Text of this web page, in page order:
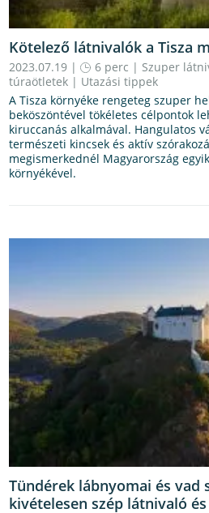
Kötelező látnivalók a Tisza
2023.07.19 | 6 perc | Szuper
túraötletek | Utazási tippek
A Tisza környéke rengeteg szuper
beköszöntével tökéletes célpontok
kiruccanás alkalmával. Hangulatos
természeti kincsek és aktív
megismerkednél Magyarország
környékével.
Tündérek lábnyomai és vad
kivételesen szép látnivaló